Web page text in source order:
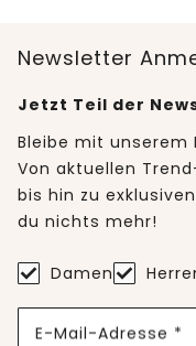
Newsletter
Jetzt Teil der
Bleibe mit unserem
Von aktuellen
bis hin zu
du nichts mehr!
Damen
E-Mail-Adresse *